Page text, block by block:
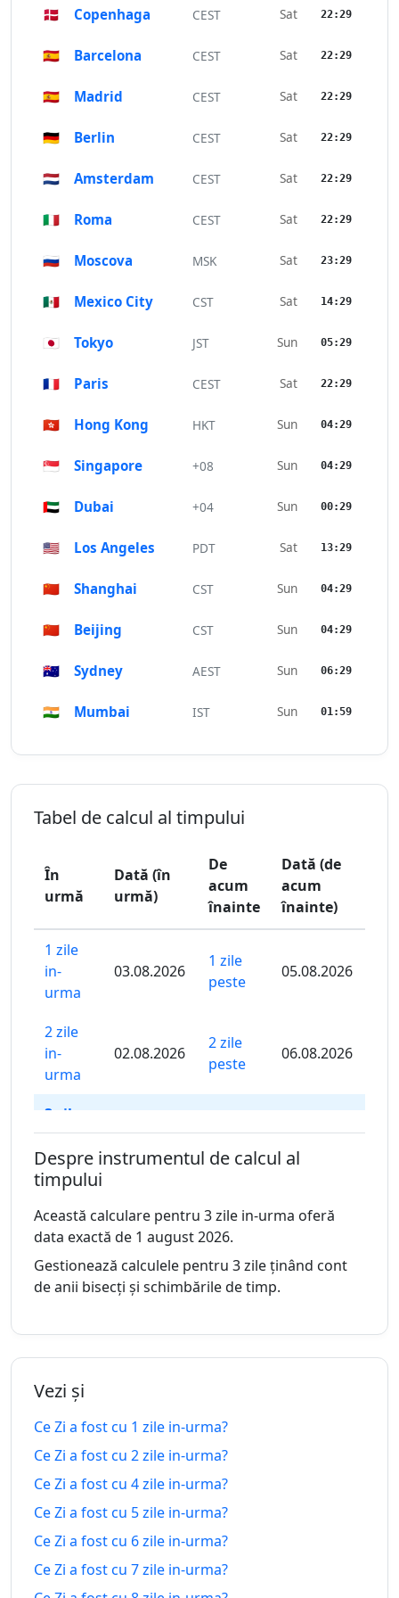
🇩🇰 Copenhaga CEST Sat 22:29
🇪🇸 Barcelona CEST Sat 22:29
🇪🇸 Madrid CEST Sat 22:29
🇩🇪 Berlin CEST Sat 22:29
🇳🇱 Amsterdam CEST Sat 22:29
🇮🇹 Roma CEST Sat 22:29
🇷🇺 Moscova MSK Sat 23:29
🇲🇽 Mexico City CST Sat 14:29
🇯🇵 Tokyo JST Sun 05:29
🇫🇷 Paris CEST Sat 22:29
🇭🇰 Hong Kong HKT Sun 04:29
🇸🇬 Singapore +08 Sun 04:29
🇦🇪 Dubai +04 Sun 00:29
🇺🇸 Los Angeles PDT Sat 13:29
🇨🇳 Shanghai CST Sun 04:29
🇨🇳 Beijing CST Sun 04:29
🇦🇺 Sydney AEST Sun 06:29
🇮🇳 Mumbai IST Sun 01:59
Tabel de calcul al timpului
În
urmă
Dată (în
urmă)
De
acum
înainte
Dată (de
acum
înainte)
1 zile
in-
urma
03.08.2026
1 zile
peste
05.08.2026
2 zile
in-
urma
02.08.2026
2 zile
peste
06.08.2026
3 zile
in-
urma
01.08.2026 07.08.2026
4 zile
in-
urma
31.07.2026
4 zile
peste
08.08.2026
5 zile
30.07.2026
5 zile
6 zile
urma
in-
urma
28.07.2026
7 zile
peste
8 zile
in-
urma
27.07.2026
8 zile
Despre instrumentul de calcul al
timpului
Această calculare pentru 3 zile in-urma oferă
data exactă de 1 august 2026.
Gestionează calculele pentru 3 zile ținând cont
de anii bisecți și schimbările de timp.
Vezi și
Ce Zi a fost cu 1 zile in-urma?
Ce Zi a fost cu 2 zile in-urma?
Ce Zi a fost cu 4 zile in-urma?
Ce Zi a fost cu 5 zile in-urma?
Ce Zi a fost cu 6 zile in-urma?
Ce Zi a fost cu 7 zile in-urma?